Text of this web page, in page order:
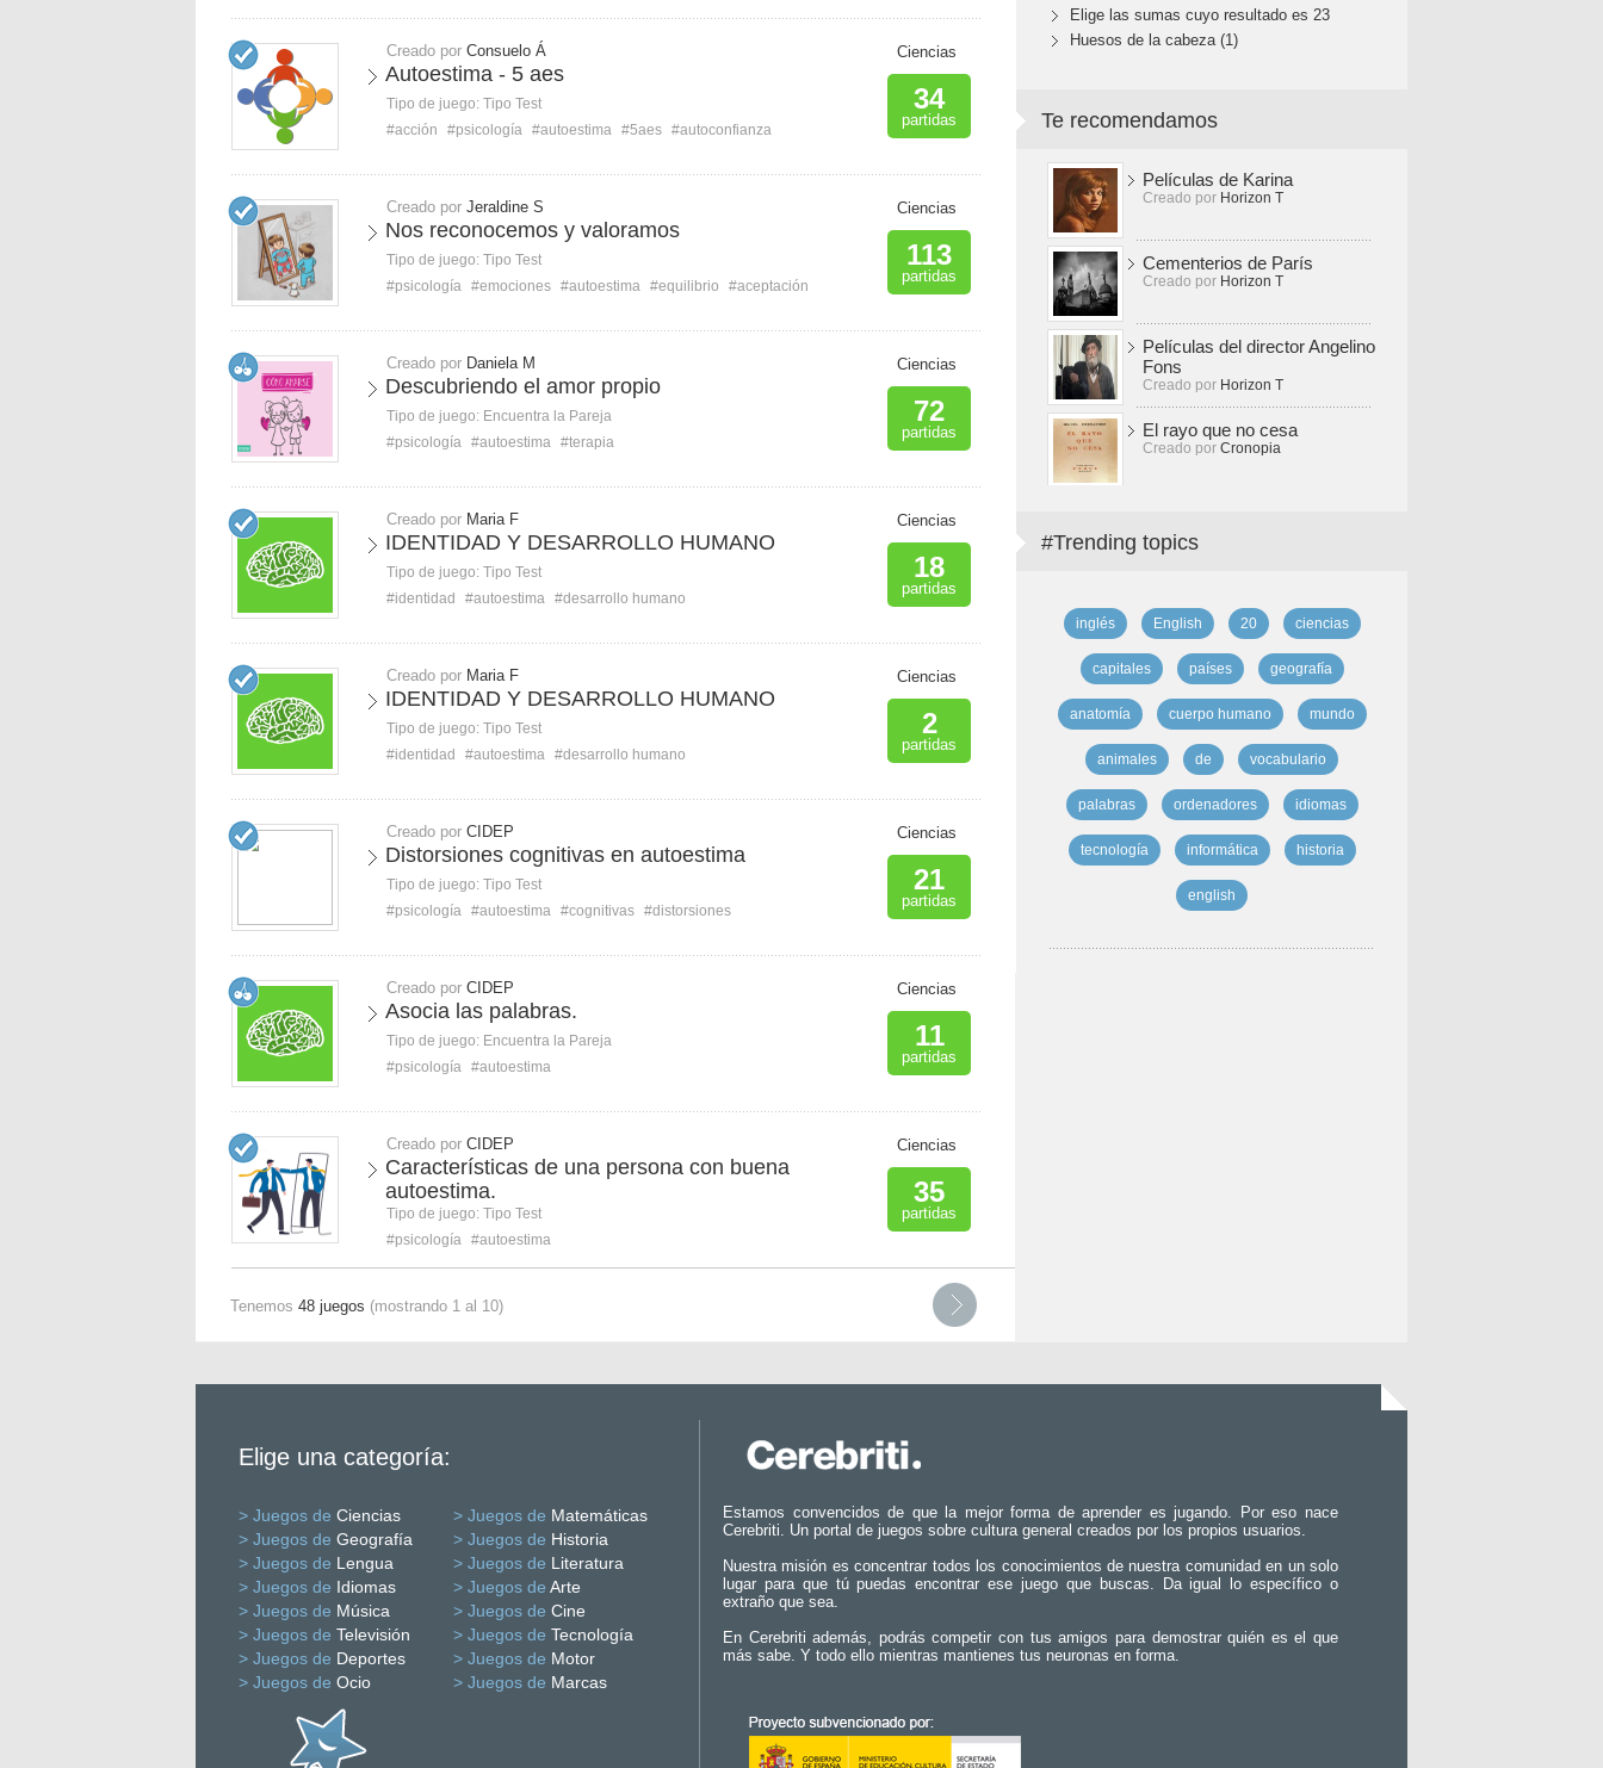
Creado por Consuelo Á
Autoestima - 5 aes
Tipo de juego: Tipo Test
#acción
#psicología #autoestima #5aes #autoconfianza
Ciencias
34
partidas
Creado por Jeraldine S
Nos reconocemos y valoramos
Tipo de juego: Tipo Test
#psicología #emociones #autoestima #equilibrio #aceptación
Ciencias
113
partidas
Creado por Daniela M
Descubriendo el amor propio
Tipo de juego: Encuentra la Pareja
#psicología #autoestima #terapia
Ciencias
72
partidas
Creado por Maria F
IDENTIDAD Y DESARROLLO HUMANO
Tipo de juego: Tipo Test
#identidad
#autoestima #desarrollo humano
Ciencias
18
partidas
Creado por Maria F
IDENTIDAD Y DESARROLLO HUMANO
Tipo de juego: Tipo Test
#identidad
#autoestima #desarrollo humano
Ciencias
2
partidas
Creado por CIDEP
Distorsiones cognitivas en autoestima
Tipo de juego: Tipo Test
#psicología #autoestima #cognitivas #distorsiones
Ciencias
21
partidas
Creado por CIDEP
Asocia las palabras.
Tipo de juego: Encuentra la Pareja
#psicología #autoestima
Ciencias
11
partidas
Creado por CIDEP
Características de una persona con buena
autoestima.
Tipo de juego: Tipo Test
#psicología #autoestima
Ciencias
35
partidas
Tenemos 48 juegos (mostrando 1 al 10)
Elige las sumas cuyo resultado es 23
Huesos de la cabeza (1)
Te recomendamos
Películas de Karina
Creado por Horizon T
Cementerios de París
Creado por Horizon T
Películas del director Angelino
Fons
Creado por Horizon T
El rayo que no cesa
Creado por Cronopia
#Trending topics
inglés English 20 ciencias
capitales países geografía
anatomía cuerpo humano mundo
animales de vocabulario
palabras ordenadores idiomas
tecnología informática historia
english
Elige una categoría:
> Juegos de Ciencias > Juegos de Matemáticas
> Juegos de Geografía > Juegos de Historia
> Juegos de Lengua > Juegos de Literatura
> Juegos de Idiomas > Juegos de Arte
> Juegos de Música > Juegos de Cine
> Juegos de Televisión > Juegos de Tecnología
> Juegos de Deportes > Juegos de Motor
> Juegos de Ocio > Juegos de Marcas
Estamos convencidos de que la mejor forma de aprender es jugando. Por eso nace
Cerebriti. Un portal de juegos sobre cultura general creados por los propios usuarios.
Nuestra misión es concentrar todos los conocimientos de nuestra comunidad en un solo
lugar para que tú puedas encontrar ese juego que buscas. Da igual lo específico o
extraño que sea.
En Cerebriti además, podrás competir con tus amigos para demostrar quién es el que
más sabe. Y todo ello mientras mantienes tus neuronas en forma.